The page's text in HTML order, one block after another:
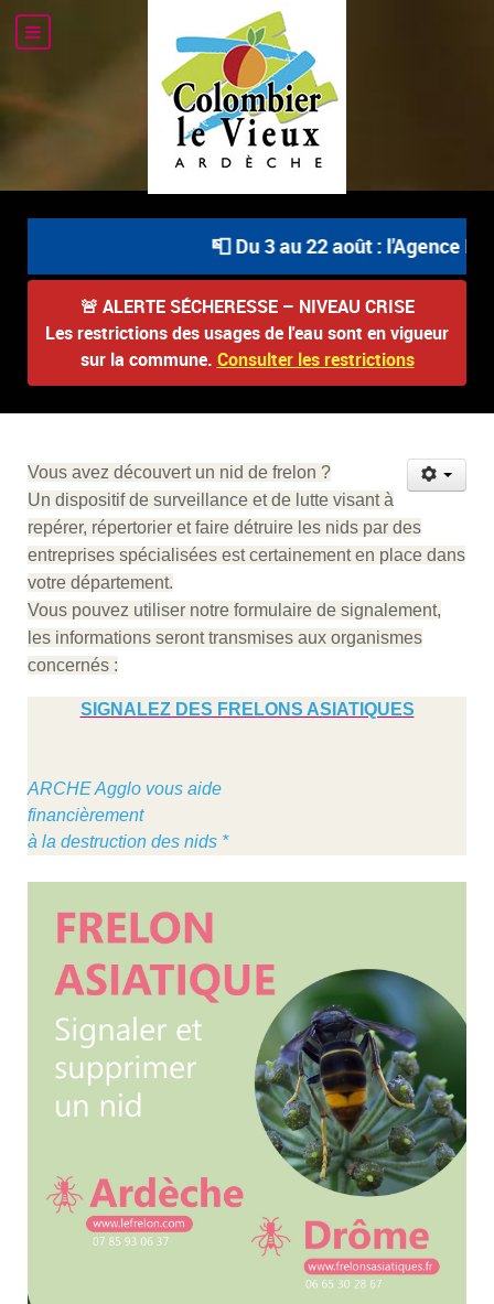
📮 Du 3 au 22 août : l'Agence
🚨 ALERTE SÉCHERESSE – NIVEAU CRISE
Les restrictions des usages de l'eau sont en vigueur
sur la commune. Consulter les restrictions
Vous avez découvert un nid de frelon ?
Un dispositif de surveillance et de lutte visant à
repérer, répertorier et faire détruire les nids par des
entreprises spécialisées est certainement en place dans
votre département.
Vous pouvez utiliser notre formulaire de signalement,
les informations seront transmises aux organismes
concernés :
SIGNALEZ DES FRELONS ASIATIQUES
ARCHE Agglo vous aide
financièrement
à la destruction des nids *